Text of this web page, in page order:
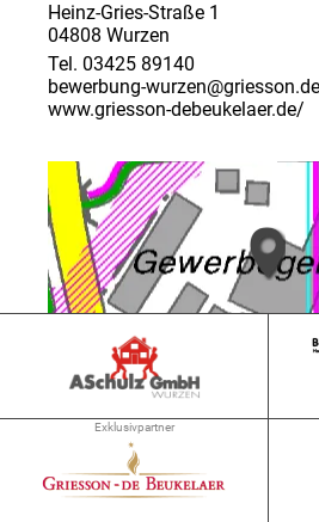
Heinz-Gries-Straße 1
04808 Wurzen
Tel. 03425 89140
bewerbung-wurzen@griesson.de
www.griesson-debeukelaer.de/
Exklusivpartner